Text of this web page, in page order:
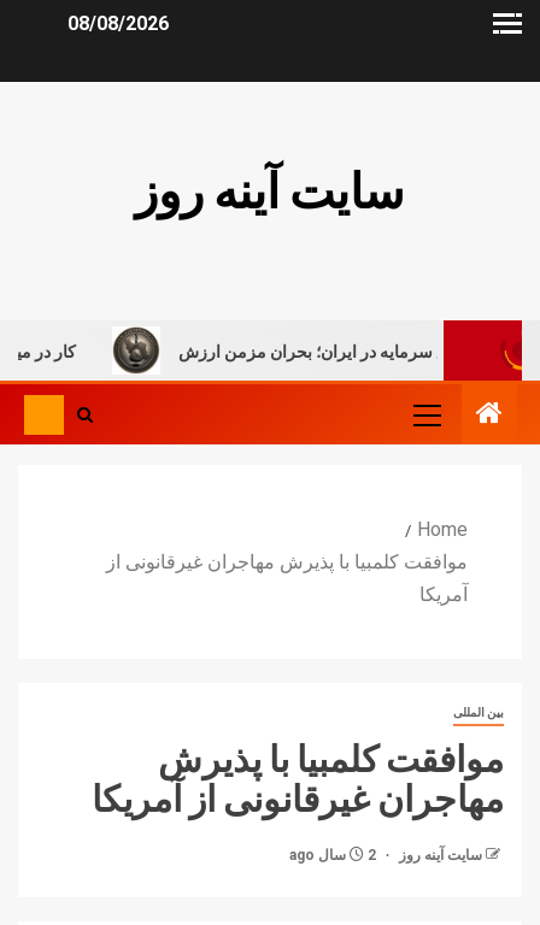
08/08/2026
سایت آینه روز
کار در میان جنگ، روایتی سرمایه در ایران؛ بحران مزمن ارزش
Home
موافقت کلمبیا با پذیرش مهاجران غیرقانونی از
آمریکا
بین المللی
موافقت کلمبیا با پذیرش
مهاجران غیرقانونی از آمریکا
سایت آینه‌ روز 2 سال ago